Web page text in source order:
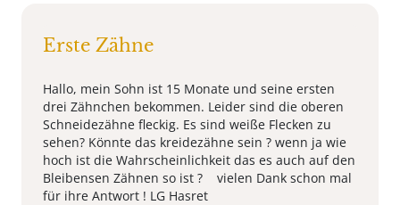
Erste Zähne
Hallo, mein Sohn ist 15 Monate und seine ersten
drei Zähnchen bekommen. Leider sind die oberen
Schneidezähne fleckig. Es sind weiße Flecken zu
sehen? Könnte das kreidezähne sein ? wenn ja wie
hoch ist die Wahrscheinlichkeit das es auch auf den
Bleibensen Zähnen so ist ? vielen Dank schon mal
für ihre Antwort ! LG Hasret